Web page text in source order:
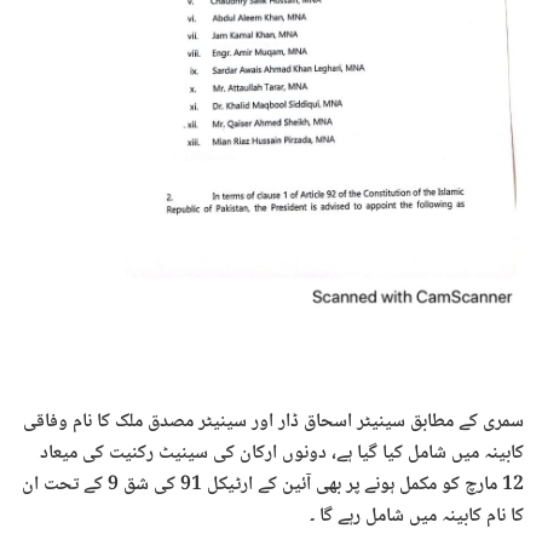
سمری کے مطابق سینیٹر اسحاق ڈار اور سینیٹر مصدق ملک کا نام وفاقی
کابینہ میں شامل کیا گیا ہے، دونوں ارکان کی سینیٹ رکنیت کی میعاد
12 مارچ کو مکمل ہونے پر بھی آئین کے ارٹیکل 91 کی شق 9 کے تحت ان
کا نام کابینہ میں شامل رہے گا ۔